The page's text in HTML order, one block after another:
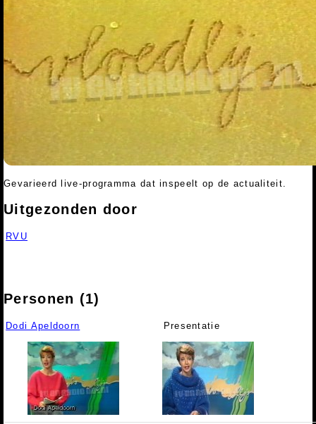
Gevarieerd live-programma dat inspeelt op de actualiteit.
Uitgezonden door
RVU
Personen (1)
Dodi Apeldoorn Presentatie